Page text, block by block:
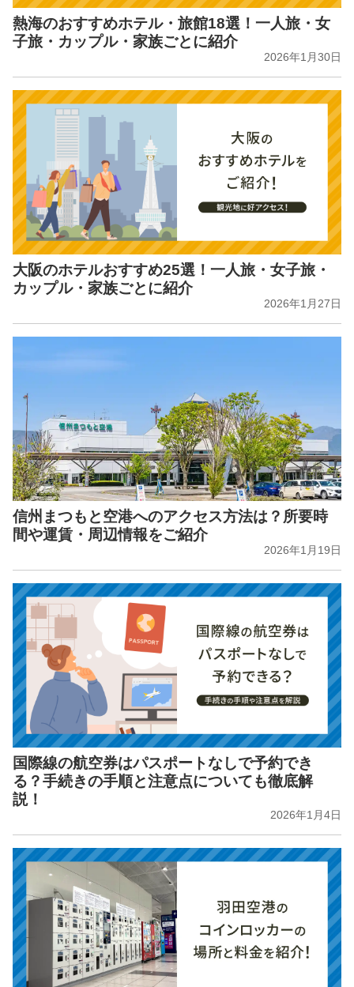
熱海のおすすめホテル・旅館18選！一人旅・女
子旅・カップル・家族ごとに紹介
2026年1月30日
大阪のホテルおすすめ25選！一人旅・女子旅・
カップル・家族ごとに紹介
2026年1月27日
信州まつもと空港へのアクセス方法は？所要時
間や運賃・周辺情報をご紹介
2026年1月19日
国際線の航空券はパスポートなしで予約でき
る？手続きの手順と注意点についても徹底解
説！
2026年1月4日